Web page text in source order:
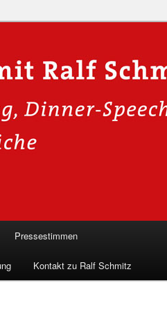
&
mit Ralf Schmitz. Erleben Sie Live-
Pressestimmen
Kontakt zu Ralf Schmitz